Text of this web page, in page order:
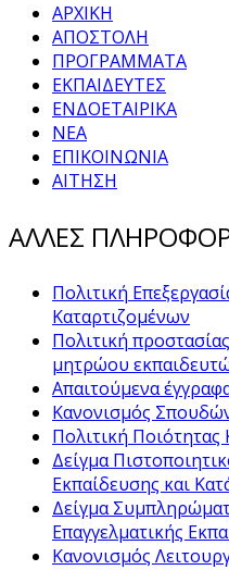
ΑΡΧΙΚΗ
ΑΠΟΣΤΟΛΗ
ΠΡΟΓΡΑΜΜΑΤΑ
ΕΚΠΑΙΔΕΥΤΕΣ
ΕΝΔΟΕΤΑΙΡΙΚΑ
ΝΕΑ
ΕΠΙΚΟΙΝΩΝΙΑ
ΑΙΤΗΣΗ
ΑΛΛΕΣ
Πολιτική
Καταρτιζομένων
Πολιτική
μητρώου
Απαιτούμενα
Κανονισμός
Πολιτική
Δείγμα
Εκπαίδευσης και
Δείγμα
Επαγγελματικής
Κανονισμός